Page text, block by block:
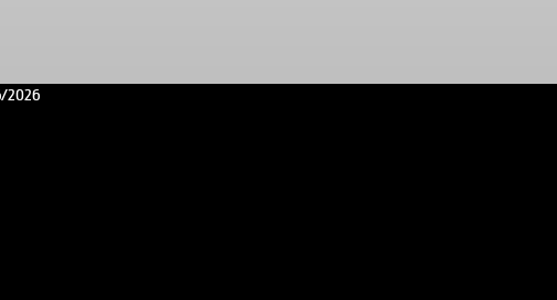
2026